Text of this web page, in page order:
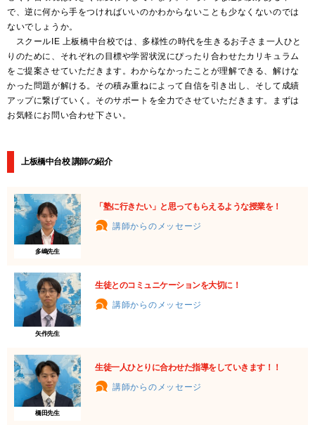
で、逆に何から手をつければいいのかわからないことも少なくないのでは
ないでしょうか。
スクールIE 上板橋中台校では、多様性の時代を生きるお子さま一人ひと
りのために、それぞれの目標や学習状況にぴったり合わせたカリキュラム
をご提案させていただきます。わからなかったことが理解できる、解けな
かった問題が解ける。その積み重ねによって自信を引き出し、そして成績
アップに繋げていく。そのサポートを全力でさせていただきます。まずは
お気軽にお問い合わせ下さい。
上板橋中台校 講師の紹介
多嶋先生
「塾に行きたい」と思ってもらえるような授業を！
講師からのメッセージ
矢作先生
生徒とのコミュニケーションを大切に！
講師からのメッセージ
橋田先生
生徒一人ひとりに合わせた指導をしていきます！！
講師からのメッセージ